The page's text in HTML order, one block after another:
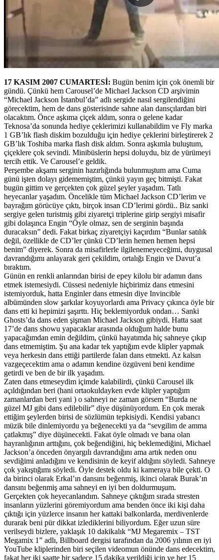
17 KASIM 2007 CUMARTESİ: Bugün benim için çok önemli bir
gündü. Çünkü hem Carousel’de Michael Jackson CD arşivimin
“Michael Jackson İstanbul’da” adlı sergide nasıl sergilendiğini
görecektim, hem de dans gösterisinde sahne alan dansçılardan biri
olacaktım. Önce aşkıma çiçek aldım, sonra o gelene kadar
Teknosa’da sonunda hediye çeklerimizi kullanabildim ve Fly marka
1 GB’lık flash diskim bozulduğu için hediye çeklerini birleştirerek 2
GB’lık Toshiba marka flash disk aldım. Sonra aşkımla buluştum,
çiçeklere çok sevindi. Minibüslerin hepsi doluydu, biz de yürümeyi
tercih ettik. Ve Carousel’e geldik.
Perşembe akşamı serginin hazırlığında bulunmuştum ama Cuma
günü işten dolayı gidememiştim, çünkü yayın geç bitmişti. Fakat
bugün gittim ve gerçekten çok güzel şeyler yaşadım. Tatlı
heyecanlar yaşadım. Öncelikle tüm Michael Jackson CD’lerim ve
bayrağım görücüye çıktı, birçok insan CD’lerimi gördü.. Biz sanki
sergiye gelen turistmiş gibi ziyaretçi triplerine girip sergiyi misafir
gibi dolaşınca Engin “Öyle olmaz, sen de serginin başında
duracaksın” dedi. Fakat birkaç ziyaretçiyi kaçırdım “Bunlar satılık
değil, özellikle de CD’ler çünkü CD’lerin hemen hemen hepsi
benim” diyerek. Sonra da misafirlerle ilgilenemeyeceğimi, duygusal
davrandığımı anlayarak geri çekildim, ortalığı Engin ve Davut’a
bıraktım.
Günün en renkli anlarından birisi de epey kilolu bir adamın dans
etmek istemesiydi. Cüssesi nedeniyle hiçbirimiz dans etmesini
istemiyorduk, hatta Enginler dans etmesin diye Invincible
albümünden slow şarkılar koyuyorlardı ama Privacy çıkınca öyle bir
dans etti ki hepimizi şaşırttı. Hiç beklemiyorduk ondan… Sanki
Ghosts’da dans eden şişman Michael Jackson gibiydi. Hatta saat
17’de dans showu yapacaklar arasında olduğum halde bunu
yapacağımdan emin değildim, çünkü hayatımda hiç sahneye çıkıp
dans etmemiştim. Şu ana kadar tek yaptığım evde klipler yapmak
veya herkesin dans ettiği partilerde falan dans etmekti. Az kalsın
vazgeçecektim ama o adamın kendine özgüveni beni kendime
getirdi ve ben de bir ilk yaşadım.
Zaten dans etmeseydim içimde kalabilirdi, çünkü Carousel ilk
açıldığından beri (hani ortaokuldayken evde klipler yaptığım
zamanlardan beri yani ) o sahneyi ne zaman görsem “Burda ne
güzel MJ gibi dans edilebilir” diye düşünüyordum. En çok merak
ettiğim şeylerden birisi de sözlümün tepkisiydi. Kendisi yabancı
müzik bile dinlemiyordu ya beğenecekti ya da “sevgilim de amma
çatlakmış” diye düşünecekti. Fakat öyle olmadı ve bana olan
hayranlığının arttığını, çok beğendiğini, hiç beklemediğini, Michael
Jackson’a önceden önyargılı davrandığını ama artık neden onu
sevdiğimi anladığını ve kendisinin de keyif aldığını söyledi. Sahneye
çok yakıştığımı söyledi. Öyle destek oldu ki kameraya bile çekti. O
da birinci olarak Erkal’ın dansını beğenmiş, ikinci olarak Burak’ın
dansını beğenmiş ama sahneyi en iyi ben doldurmuşum.
Gerçekten çok heyecanlandım. Sahneye çıktığım sırada stresten
insanların yüzlerini göremiyordum ama benden önce iki kişi daha
çıktığı için yüzlerce insanın her kattaki balkonlarda, merdivenlerde
durarak beni pür dikkat izlediklerini biliyordum. Eğer uzun süre
verilseydi bizlere, yaklaşık 10 dakikalık “MJ Megaremix – TST
Megamix 1” adlı, Billboard dergisi tarafından da 2006 yılının en iyi
YouTube kliplerinden biri seçilen videomun önünde dans edecektim,
fakat her iki saatte bir sadece 15 dakika verildiği için ve her 15